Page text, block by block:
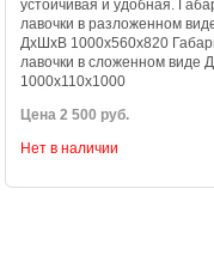
устойчивая и удобная.
лавочки в разложенном
ДхШхВ 1000х560х820
лавочки в сложенном виде
1000х110х1000
Цена 2 500 руб.
Нет в наличии